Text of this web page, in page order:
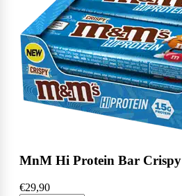
MnM Hi Protein Bar Crispy
€29,90